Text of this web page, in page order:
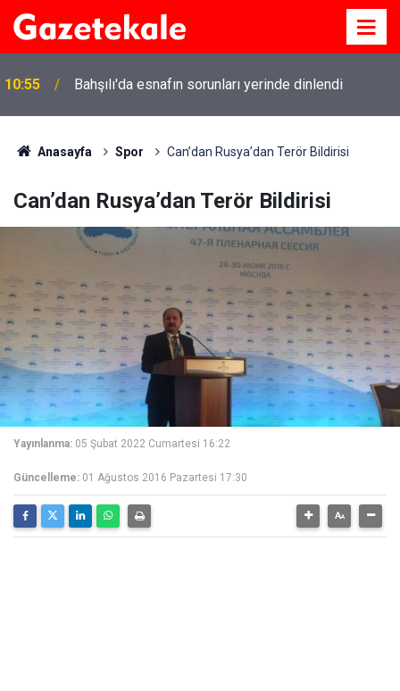
10:55 Bahşılı'da esnafın sorunları yerinde dinlendi
Anasayfa Spor Can’dan Rusya’dan Terör Bildirisi
Can’dan Rusya’dan Terör Bildirisi
Yayınlanma: 05 Şubat 2022 Cumartesi 16:22
Güncelleme: 01 Ağustos 2016 Pazartesi 17:30